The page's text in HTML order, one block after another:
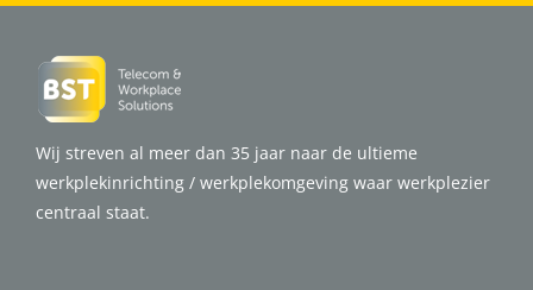
Wij streven al meer dan 35 jaar naar de ultieme
werkplekinrichting / werkplekomgeving waar werkplezier
centraal staat.